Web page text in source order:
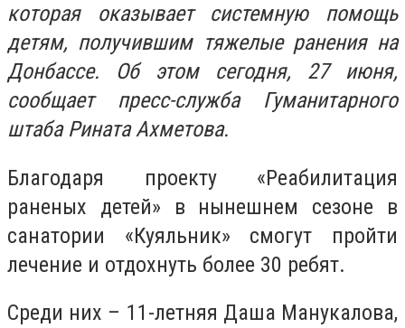
которая оказывает системную помощь
детям, получившим тяжелые ранения на
Донбассе. Об этом сегодня, 27 июня,
сообщает пресс-служба Гуманитарного
штаба Рината Ахметова.
Благодаря проекту «Реабилитация
раненых детей» в нынешнем сезоне в
санатории «Куяльник» смогут пройти
лечение и отдохнуть более 30 ребят.
Среди них – 11-летняя Даша Манукалова,